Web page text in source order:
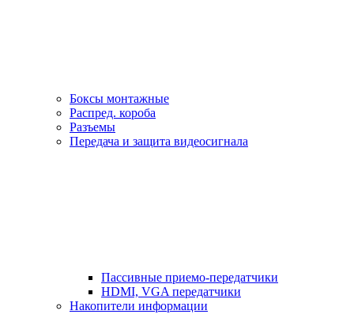
Боксы монтажные
Распред. короба
Разъемы
Передача и защита видеосигнала
Пассивные приемо-передатчики
HDMI, VGA передатчики
Накопители информации